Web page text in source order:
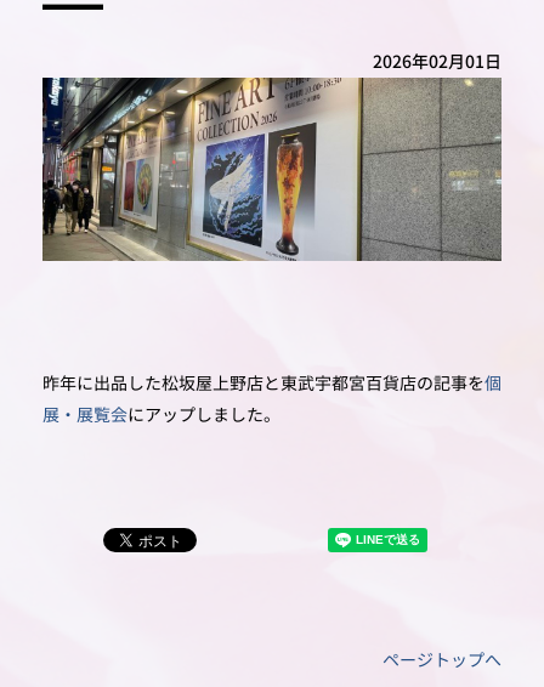
2026年02月01日
昨年に出品した松坂屋上野店と東武宇都宮百貨店の記事を個
展・展覧会にアップしました。
ページトップへ